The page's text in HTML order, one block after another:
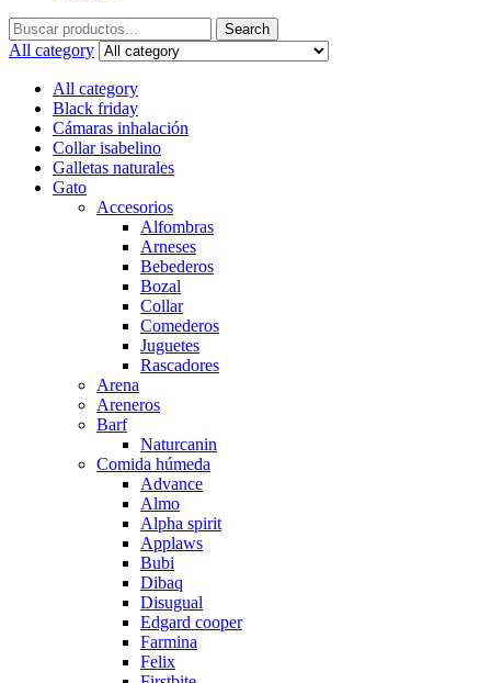
Search
for:
Search
All category
All category
Black friday
Cámaras inhalación
Collar isabelino
Galletas naturales
Gato
Accesorios
Alfombras
Arneses
Bebederos
Bozal
Collar
Comederos
Juguetes
Rascadores
Arena
Areneros
Barf
Naturcanin
Comida húmeda
Advance
Almo
Alpha spirit
Applaws
Bubi
Dibaq
Disugual
Edgard cooper
Farmina
Felix